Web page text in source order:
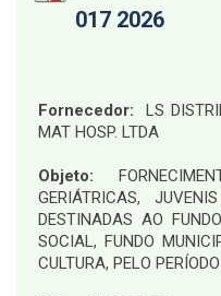
017 2026
Fornecedor:
LS
MAT HOSP. LTDA
Objeto:
GERIÁTRICAS,
DESTINADAS AO
SOCIAL, FUNDO
CULTURA, PELO